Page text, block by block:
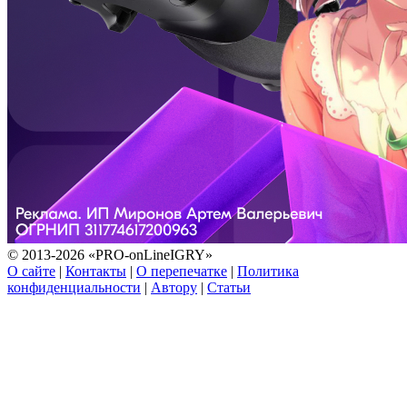
© 2013-2026 «PRO-onLineIGRY»
О сайте | Контакты | О перепечатке | Политика
конфиденциальности | Автору | Статьи